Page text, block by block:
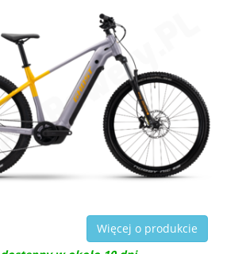
Więcej o produkcie